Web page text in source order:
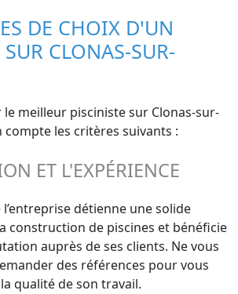
DE CHOIX D'UN
CLONAS-SUR-
meilleur pisciniste sur Clonas-sur-
compte les critères suivants :
ET L'EXPÉRIENCE
détienne une solide
construction de piscines et bénéficie
auprès de ses clients. Ne vous
des références pour vous
qualité de son travail.